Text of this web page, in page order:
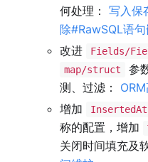
何处理： 写入保
除#RawSQL语句
改进
Fields/
map/struct
参
测、过滤：
增加
称的配置，增加
关闭时间填充及